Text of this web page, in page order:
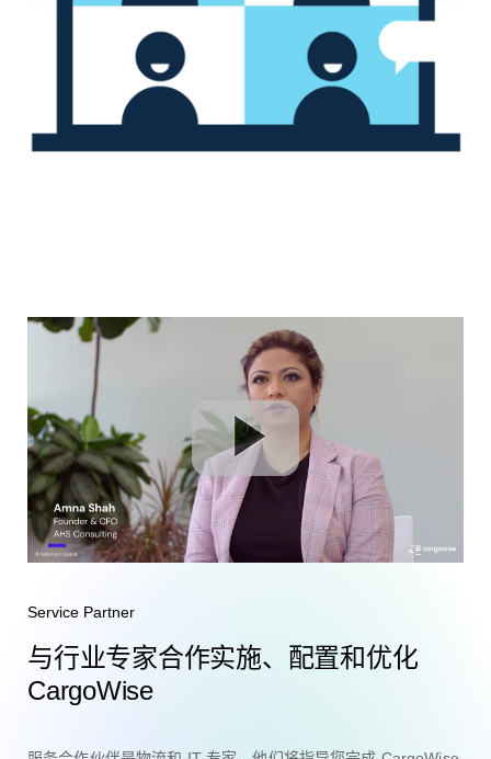
Service Partner
与行业专家合作实施、配置和优化
CargoWise